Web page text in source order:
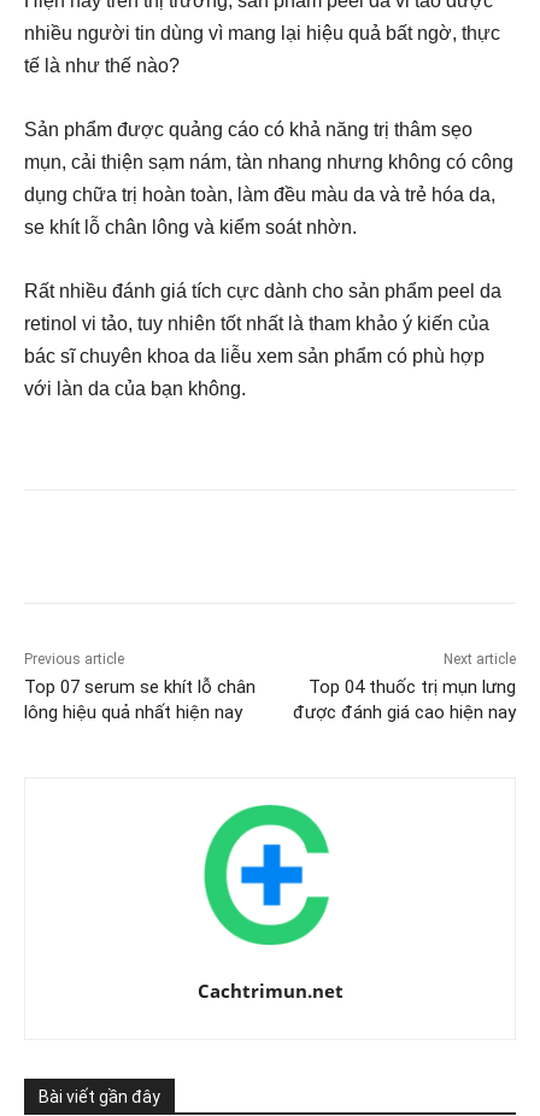
nhiều người tin dùng vì mang lại hiệu quả bất ngờ, thực
tế là như thế nào?
Sản phẩm được quảng cáo có khả năng trị thâm sẹo
mụn, cải thiện sạm nám, tàn nhang nhưng không có công
dụng chữa trị hoàn toàn, làm đều màu da và trẻ hóa da,
se khít lỗ chân lông và kiểm soát nhờn.
Rất nhiều đánh giá tích cực dành cho sản phẩm peel da
retinol vi tảo, tuy nhiên tốt nhất là tham khảo ý kiến của
bác sĩ chuyên khoa da liễu xem sản phẩm có phù hợp
với làn da của bạn không.
Previous article
Top 07 serum se khít lỗ chân
lông hiệu quả nhất hiện nay
Next article
Top 04 thuốc trị mụn lưng
được đánh giá cao hiện nay
Cachtrimun.net
Bài viết gần đây